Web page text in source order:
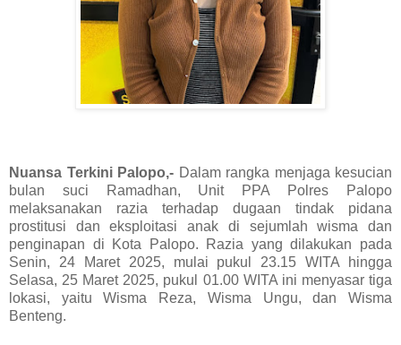
Nuansa Terkini Palopo,- Dalam rangka menjaga kesucian
bulan suci Ramadhan, Unit PPA Polres Palopo
melaksanakan razia terhadap dugaan tindak pidana
prostitusi dan eksploitasi anak di sejumlah wisma dan
penginapan di Kota Palopo. Razia yang dilakukan pada
Senin, 24 Maret 2025, mulai pukul 23.15 WITA hingga
Selasa, 25 Maret 2025, pukul 01.00 WITA ini menyasar tiga
lokasi, yaitu Wisma Reza, Wisma Ungu, dan Wisma
Benteng.